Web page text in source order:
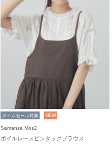
タイムセール対象 NEW
Samansa Mos2
ボイルレースピンタックブラウス